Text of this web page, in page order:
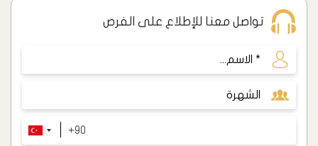
تواصل معنا للإطلاع على الفرص